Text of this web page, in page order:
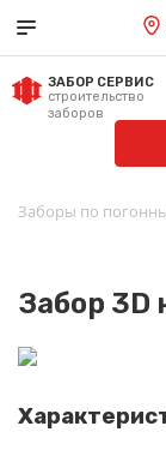
ЗАБОР СЕРВИС
строительство
заборов
Заборы по
Забор 3D